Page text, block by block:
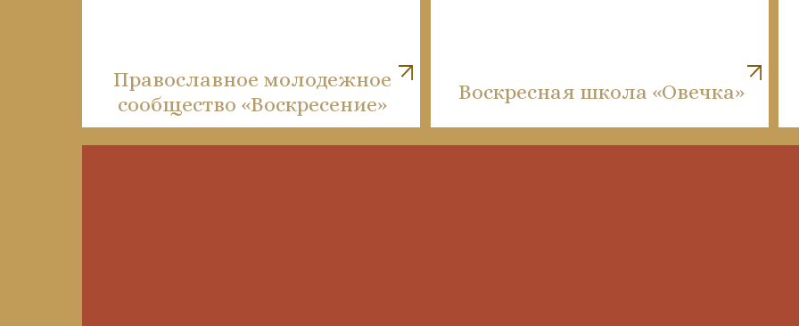
Воскресная школа «Овечка»
Православное молодежное
сообщество «Воскресение»